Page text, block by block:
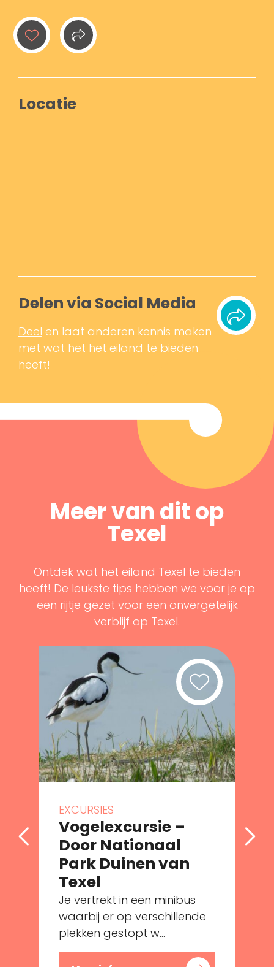
Locatie
Delen via Social Media
Deel en laat anderen kennis maken
met wat het het eiland te bieden
heeft!
Meer van dit op
Texel
Ontdek wat het eiland Texel te bieden
heeft! De leukste tips hebben we voor je op
een rijtje gezet voor een onvergetelijk
verblijf op Texel.
EXCURSIES
Vogelexcursie –
Door Nationaal
Park Duinen van
Texel
Je vertrekt in een minibus
waarbij er op verschillende
plekken gestopt w...